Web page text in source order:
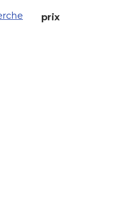
prix